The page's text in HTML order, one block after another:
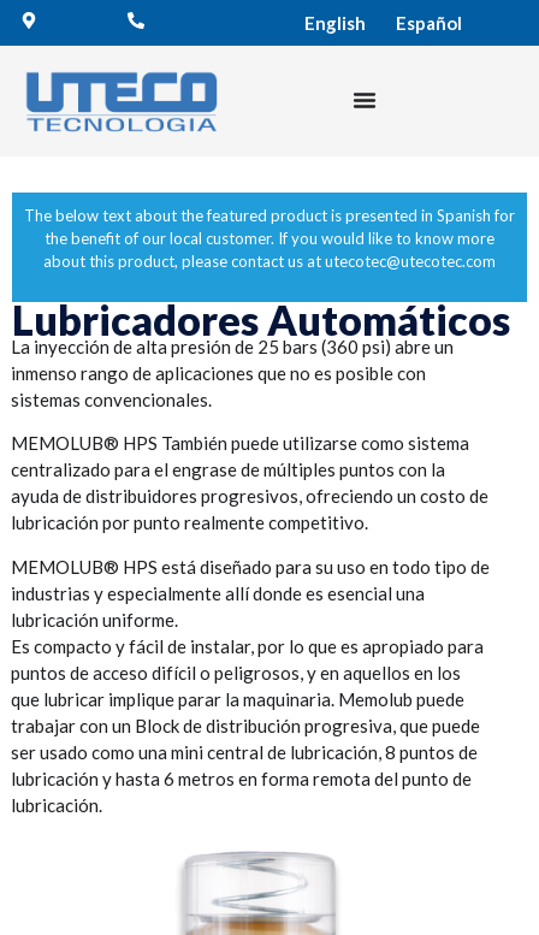
English Español
The below text about the featured product is presented in Spanish for
the benefit of our local customer. If you would like to know more
about this product, please contact usatutecotec@utecotec.com
Lubricadores Automáticos
La inyección de alta presión de 25 bars (360 psi) abre un
inmenso rango de aplicaciones que no es posible con
sistemas convencionales.
MEMOLUB® HPS También puede utilizarse como sistema
centralizado para el engrase de múltiples puntos con la
ayuda de distribuidores progresivos, ofreciendo un costo de
lubricación por punto realmente competitivo.
MEMOLUB® HPS está diseñado para su uso en todo tipo de
industrias y especialmente allí donde es esencial una
lubricación uniforme.
Es compacto y fácil de instalar, por lo que es apropiado para
puntos de acceso difícil o peligrosos, y en aquellos en los
que lubricar implique parar la maquinaria. Memolub puede
trabajar con un Block de distribución progresiva, que puede
ser usado como una mini central de lubricación, 8 puntos de
lubricación y hasta 6 metros en forma remota del punto de
lubricación.